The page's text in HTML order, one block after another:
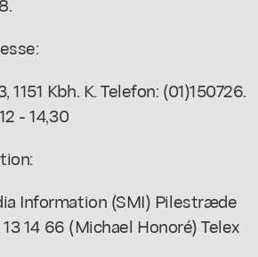
Kbh. K. Telefon: (01)150726.
- 14,30
Information (SMI) Pilestræde
13 14 66 (Michael Honoré) Telex